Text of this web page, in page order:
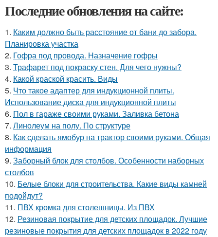
Последние обновления на сайте:
1. Каким должно быть расстояние от бани до забора.
Планировка участка
2. Гофра под провода. Назначение гофры
3. Трафарет под покраску стен. Для чего нужны?
4. Какой краской красить. Виды
5. Что такое адаптер для индукционной плиты.
Использование диска для индукционной плиты
6. Пол в гараже своими руками. Заливка бетона
7. Линолеум на полу. По структуре
8. Как сделать ямобур на трактор своими руками. Общая
информация
9. Заборный блок для столбов. Особенности наборных
столбов
10. Белые блоки для строительства. Какие виды камней
подойдут?
11. ПВХ кромка для столешницы. Из ПВХ
12. Резиновая покрытие для детских площадок. Лучшие
резиновые покрытия для детских площадок в 2022 году